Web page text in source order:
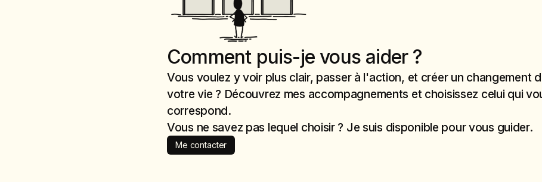
Comment puis-je vous aider ?
Vous voulez y voir plus clair, passer à l'action, et créer un changement
votre vie ? Découvrez mes accompagnements et choisissez celui qui
correspond.
Vous ne savez pas lequel choisir ? Je suis disponible pour vous guider.
Me contacter